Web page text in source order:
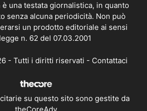
una testata giornalistica, in quanto
senza alcuna periodicità. Non può
un prodotto editoriale ai sensi
n. 62 del 07.03.2001
- Tutti i diritti riservati - Contattaci
su questo sito sono gestite da
theCoreAdv